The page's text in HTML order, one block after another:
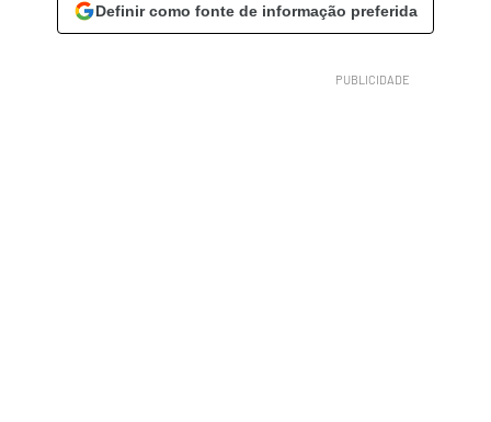
Definir como fonte de informação preferida